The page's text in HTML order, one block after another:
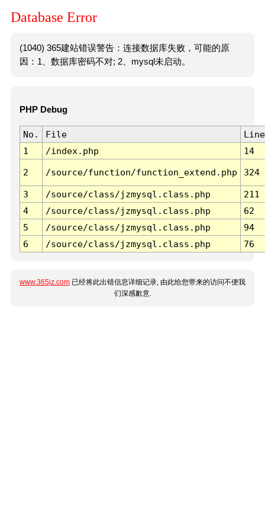
Database Error
(1040) 365建站错误警告：连接数据库失败，可能的原
因：1、数据库密码不对; 2、mysql未启动。
PHP Debug
No. File
Line
1
/index.php 14
2 /source/function/function_extend.php 324
3 /source/class/jzmysql.class.php
211
4
/source/class/jzmysql.class.php
62
5
/source/class/jzmysql.class.php
94
6
/source/class/jzmysql.class.php 76
www.365jz.com 已经将此出错信息详细记录, 由此给您带来的访问不便我
们深感歉意.